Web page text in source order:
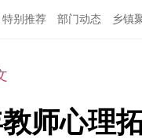
特别推荐 部门动态 乡镇
师心理